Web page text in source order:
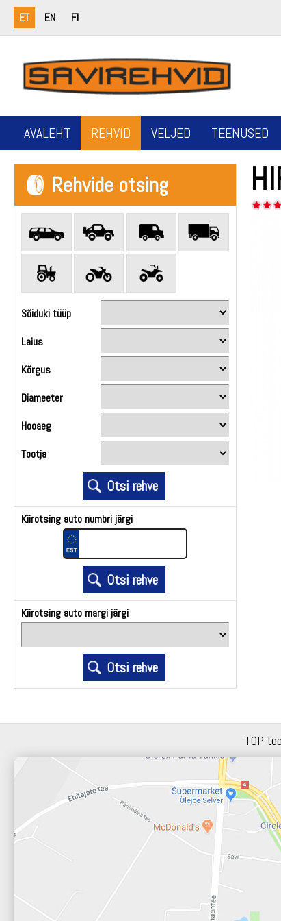
ET EN FI
AVALEHT REHVID VELJED TEENUSED
Rehvide otsing
Sõiduki tüüp
Laius
Kõrgus
Diameeter
Hooaeg
Tootja
Kiirotsing auto numbri järgi
Kiirotsing auto margi järgi
TOP